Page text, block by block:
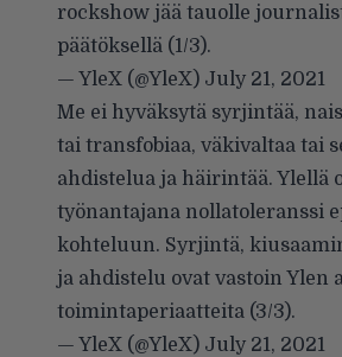
rockshow jää tauolle
päätöksellä (1/3).
— YleX (@YleX) July 21, 2021
Me ei hyväksytä syrjintää,
tai transfobiaa, väkivaltaa tai
ahdistelua ja häirintää. Ylellä
työnantajana nollatoleranssi
kohteluun. Syrjintä,
ja ahdistelu ovat vastoin Ylen
toimintaperiaatteita (3/3).
— YleX (@YleX) July 21, 2021